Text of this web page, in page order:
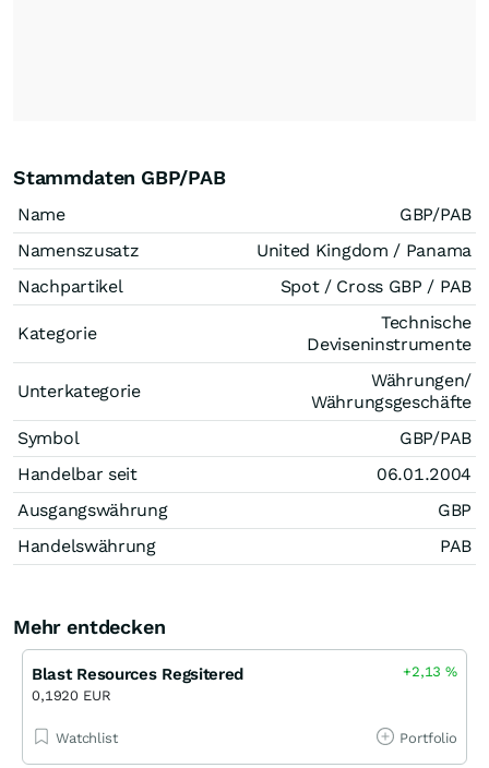
Stammdaten GBP/PAB
Name
GBP/PAB
Namenszusatz
United Kingdom / Panama
Nachpartikel
Spot / Cross GBP / PAB
Kategorie
Technische
Deviseninstrumente
Unterkategorie
Währungen/
Währungsgeschäfte
Symbol
GBP/PAB
Handelbar seit
06.01.2004
Ausgangswährung
GBP
Handelswährung
PAB
Mehr entdecken
Blast Resources Regsitered
0,1920 EUR
+2,13%
Watchlist Portfolio